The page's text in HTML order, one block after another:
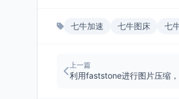
七牛加速 七牛图床 七
上一篇
利用faststone进行图片压缩